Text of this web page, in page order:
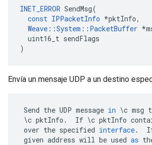
INET_ERROR SendMsg(
const IPPacketInfo *pktInfo,
Weave ::System :: PacketBuffer *
uint16_t sendFlags
)
Envía un mensaje UDP a un destino
Send the UDP message in \c msg
\c pktInfo . If \c pktInfo
over the specified interface.
given address will be used as